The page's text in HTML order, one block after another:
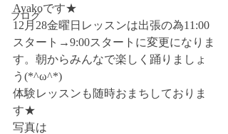
ブログ
Ayakoです★
12月28金曜日レッスンは出張の為11:00
スタート→9:00スタートに変更になりま
す。朝からみんなで楽しく踊りましょ
う(*^ω^*)
体験レッスンも随時おまちしておりま
す★
写真は